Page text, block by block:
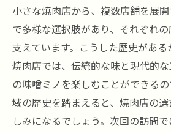
小さな焼肉店から、複数店舗を展
で多様な選択肢があり、それぞれ
支えています。こうした歴史があ
焼肉店では、伝統的な味と現代的
の味噌ミノを楽しむことができる
域の歴史を踏まえると、焼肉店の
しみになるでしょう。次回の訪問